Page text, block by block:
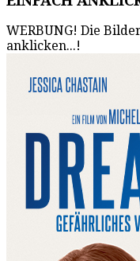
WERBUNG! Die
anklicken...!